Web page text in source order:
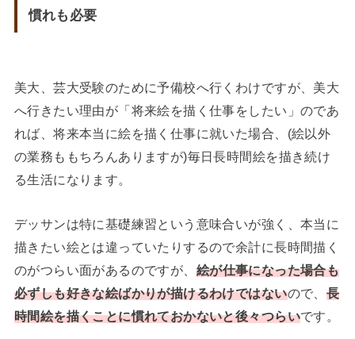
慣れも必要
美大、芸大受験のために予備校へ行くわけですが、美大
へ行きたい理由が「将来絵を描く仕事をしたい」のであ
れば、将来本当に絵を描く仕事に就いた場合、(絵以外
の業務ももちろんありますが)毎日長時間絵を描き続け
る生活になります。
デッサンは特に基礎練習という意味合いが強く、本当に
描きたい絵とは違っていたりするので余計に長時間描く
のがつらい面があるのですが、 絵が仕事になった場合も
必ずしも好きな絵ばかりが描けるわけではないので、 長
時間絵を描くことに慣れておかないと後々つらいです。